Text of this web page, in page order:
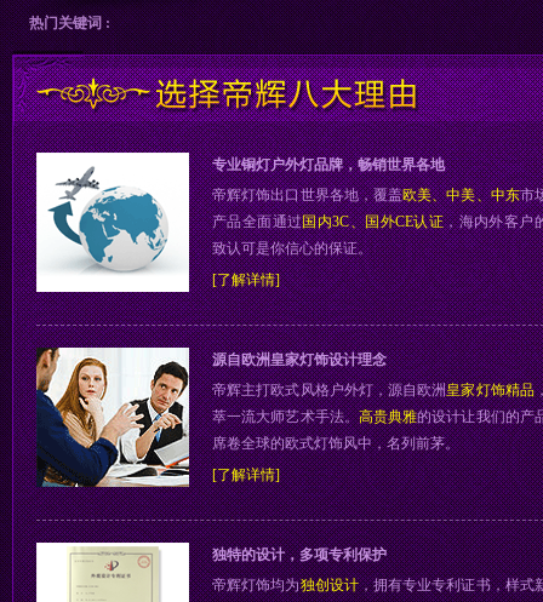
热门关键词 :
专业铜灯户外灯品牌，畅销世界各地
帝辉灯饰出口世界各地，覆盖欧美、中美、中东市
产品全面通过国内3C、国外CE认证，海内外客户
致认可是你信心的保证。
[了解详情]
源自欧洲皇家灯饰设计理念
帝辉主打欧式风格户外灯，源自欧洲皇家灯饰精品
萃一流大师艺术手法。高贵典雅的设计让我们的产
席卷全球的欧式灯饰风中，名列前茅。
[了解详情]
独特的设计，多项专利保护
帝辉灯饰均为独创设计，拥有专业专利证书，样式